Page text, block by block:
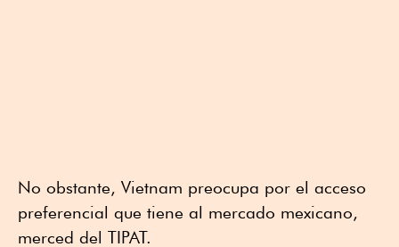
No obstante, Vietnam preocupa por el acceso
preferencial que tiene al mercado mexicano,
merced del TIPAT.